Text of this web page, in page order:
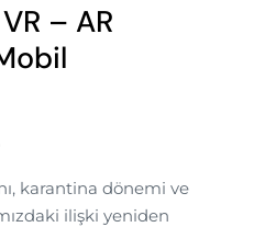
– AR
karantina dönemi ve
ilişki yeniden